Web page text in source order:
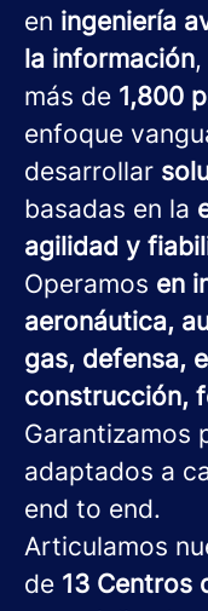
en ingeniería
la información
más de 1,800
enfoque
desarrollar
basadas en la
agilidad y
Operamos en
aeronáutica,
gas, defensa,
construcción,
Garantizamos
adaptados a
end to end.
Articulamos
de 13 Centros